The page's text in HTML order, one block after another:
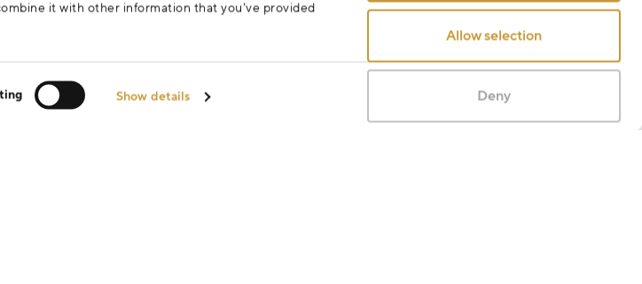
it with other information that you’ve provided
Show details
Allow selection
Deny